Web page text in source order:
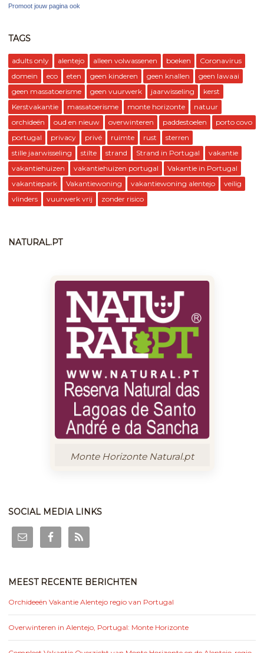
Promoot jouw pagina ook
TAGS
adults only alentejo alleen volwassenen boeken
Coronavirus
domein
eco eten geen kinderen geen knallen
geen lawaai
geen massatoerisme
geen vuurwerk jaarwisseling
kerst
Kerstvakantie
massatoerisme monte horizonte
natuur
orchideën
oud en nieuw overwinteren paddestoelen
porto covo
portugal
privacy privé ruimte rust
sterren
stille jaarwisseling
stilte strand Strand in Portugal
vakantie
vakantiehuizen
vakantiehuizen portugal
Vakantie in Portugal
vakantiepark
Vakantiewoning vakantiewoning alentejo
veilig
vlinders
vuurwerk vrij zonder risico
NATURAL.PT
Monte Horizonte Natural.pt
SOCIAL MEDIA LINKS
MEEST RECENTE BERICHTEN
Orchideeën Vakantie Alentejo regio van Portugal
Overwinteren in Alentejo, Portugal: Monte Horizonte